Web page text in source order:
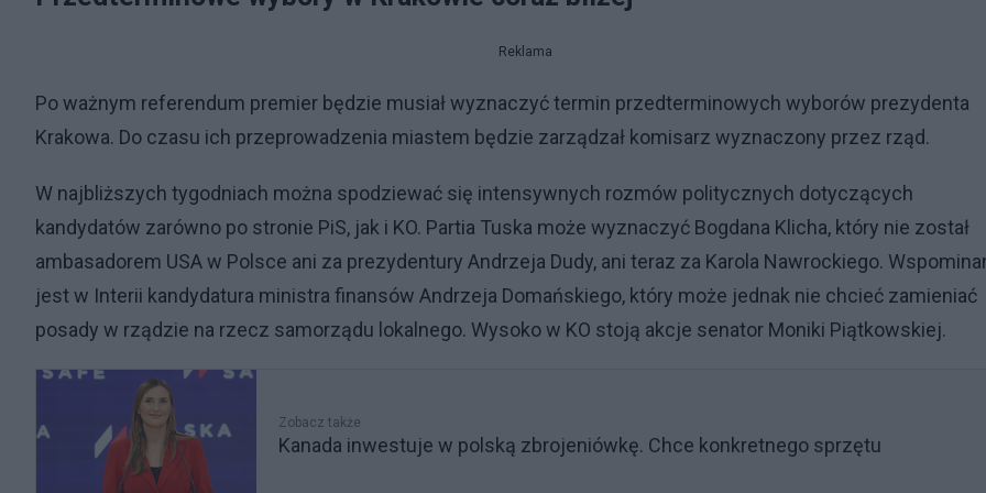
Reklama
Po ważnym referendum premier będzie musiał wyznaczyć termin przedterminowych wyborów prezydenta
Krakowa. Do czasu ich przeprowadzenia miastem będzie zarządzał komisarz wyznaczony przez rząd.
W najbliższych tygodniach można spodziewać się intensywnych rozmów politycznych dotyczących
kandydatów zarówno po stronie PiS, jak i KO. Partia Tuska może wyznaczyć Bogdana Klicha, który nie został
ambasadorem USA w Polsce ani za prezydentury Andrzeja Dudy, ani teraz za Karola Nawrockiego.
jest w Interii kandydatura ministra finansów Andrzeja Domańskiego, który może jednak nie chcieć zamieniać
posady w rządzie na rzecz samorządu lokalnego. Wysoko w KO stoją akcje senator Moniki Piątkowskiej.
Zobacz także
Kanada inwestuje w polską zbrojeniówkę. Chce konkretnego sprzętu